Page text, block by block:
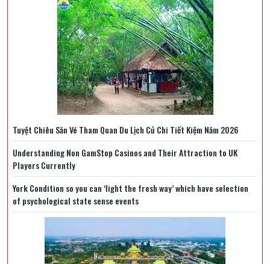
Tuyệt Chiêu Săn Vé Tham Quan Du Lịch Củ Chi Tiết Kiệm Năm 2026
Understanding Non GamStop Casinos and Their Attraction to UK
Players Currently
York Condition so you can ‘light the fresh way’ which have selection
of psychological state sense events